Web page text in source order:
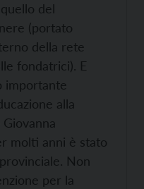
del
(portato
della rete
fondatrici). E
importante
alla
molti anni è stato
Non
per la